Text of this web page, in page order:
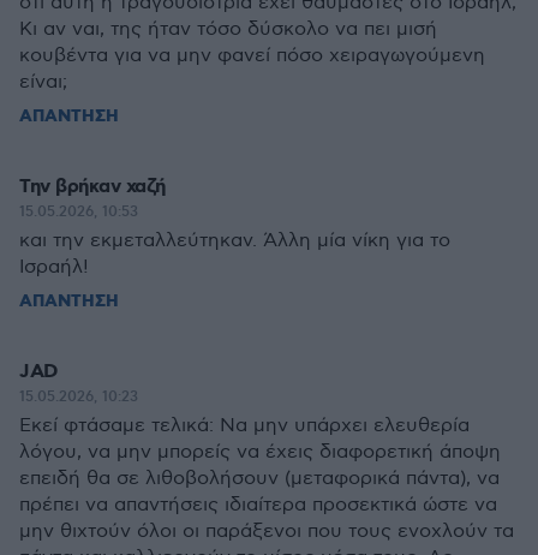
Κι αν ναι, της ήταν τόσο δύσκολο να πει μισή
κουβέντα για να μην φανεί πόσο χειραγωγούμενη
είναι;
ΑΠΑΝΤΗΣΗ
Την βρήκαν χαζή
15.05.2026, 10:53
και την εκμεταλλεύτηκαν. Άλλη μία νίκη για το
Ισραήλ!
ΑΠΑΝΤΗΣΗ
JAD
15.05.2026, 10:23
Εκεί φτάσαμε τελικά: Να μην υπάρχει ελευθερία
λόγου, να μην μπορείς να έχεις διαφορετική άποψη
επειδή θα σε λιθοβολήσουν (μεταφορικά πάντα), να
πρέπει να απαντήσεις ιδιαίτερα προσεκτικά ώστε να
μην θιχτούν όλοι οι παράξενοι που τους ενοχλούν τα